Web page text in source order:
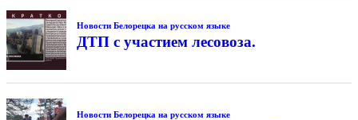
Новости Белорецка на русском языке
ДТП с участием лесовоза.
Новости Белорецка на русском языке